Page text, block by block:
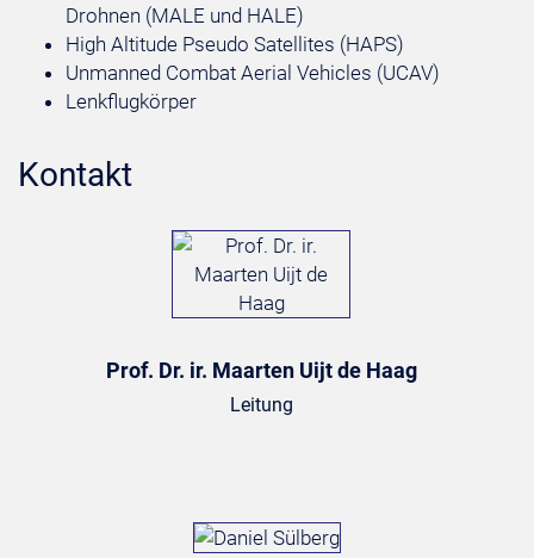
Drohnen (MALE und HALE)
High Altitude Pseudo Satellites (HAPS)
Unmanned Combat Aerial Vehicles (UCAV)
Lenkflugkörper
Kontakt
Prof. Dr. ir. Maarten Uijt de Haag
Leitung